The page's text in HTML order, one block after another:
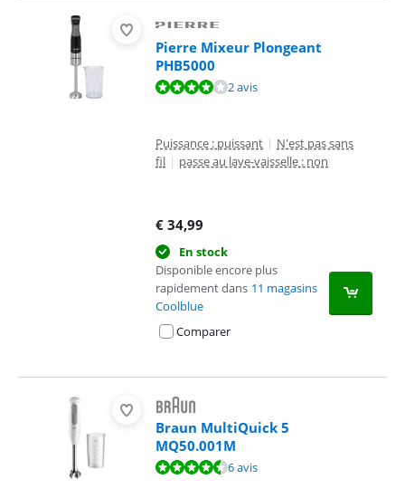
Pierre Mixeur Plongeant
PHB5000
La note est de 7,5 sur 10, basée sur 2 avis.2 avis
Puissance : puissant | N'est pas sans
fil | passe au lave-vaisselle : non
€ 34,99
En stock
Disponible encore plus
rapidement dans 11 magasins
Coolblue
Comparer
Braun MultiQuick 5
MQ50.001M
La note est de 8,9 sur 10, basée sur 6 avis.6 avis